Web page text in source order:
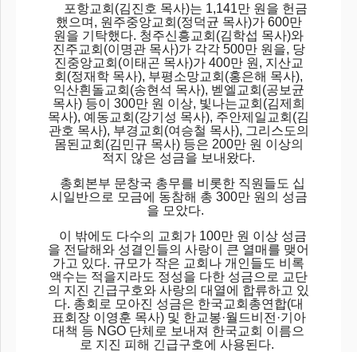
포항교회(김진호 목사)는 1,141만 원을 헌금
했으며, 원주중앙교회(정덕균 목사)가 600만
원을 기탁했다. 청주신흥교회(김학섭 목사)와
진주교회(이명관 목사)가 각각 500만 원을, 당
진중앙교회(이태곤 목사)가 400만 원, 지산교
회(정재학 목사), 부평소망교회(홍은해 목사),
익산흰돌교회(송현석 목사), 벧엘교회(공보균
목사) 등이 300만 원 이상, 빛나는교회(김제희
목사), 예동교회(강기성 목사), 주안제일교회(김
관호 목사), 부경교회(여승철 목사), 그리스도의
몸된교회(김민규 목사) 등은 200만 원 이상의
적지 않은 성금을 보내왔다.
총회본부 문창국 총무를 비롯한 직원들도 십
시일반으로 모금에 동참해 총 300만 원의 성금
을 모았다.
이 밖에도 다수의 교회가 100만 원 이상 성금
을 전달해와 성결인들의 사랑이 큰 열매를 맺어
가고 있다. 규모가 작은 교회나 개인들도 비록
액수는 적을지라도 정성을 다한 성금으로 교단
의 지진 긴급구호와 사랑의 대열에 합류하고 있
다. 총회로 모아진 성금은 한국교회총연합(대
표회장 이영훈 목사) 및 한교봉·월드비전·기아
대책 등 NGO 단체로 보내져 한국교회 이름으
로 지진 피해 긴급구호에 사용된다.